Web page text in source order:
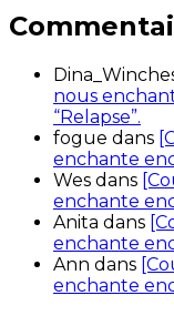
nous
“Relapse”.
fogue dans
enchante
Wes dans
enchante
Anita dans
enchante
Ann dans
enchante